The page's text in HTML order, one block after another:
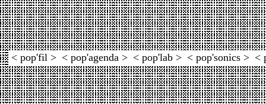
< pop'fil > < pop'agenda > < pop'lab > < pop'sonics > <